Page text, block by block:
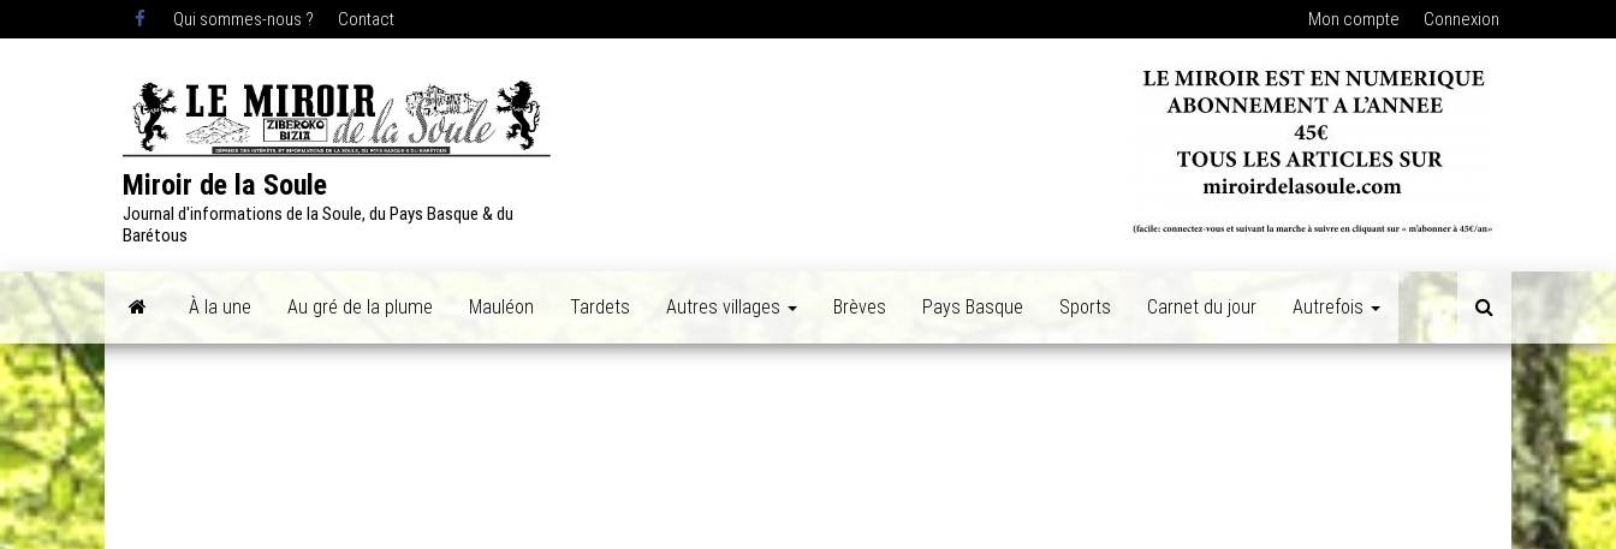
Qui sommes-nous ? Contact Mon compte Connexion
Miroir de la Soule
Journal d'informations de la Soule, du Pays Basque & du
Barétous
À la une Au gré de la plume Mauléon Tardets Autres villages Brèves Pays Basque Sports Carnet du jour Autrefois